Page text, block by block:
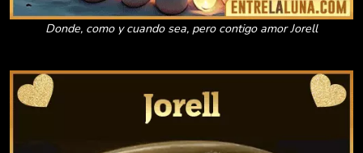
Donde, como y cuando sea, pero contigo amor Jorell